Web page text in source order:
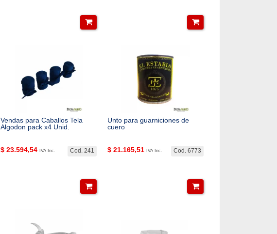
Vendas para Caballos Tela
Algodon pack x4 Unid.
Cod. 241
$ 23.594,54 IVA Inc.
Unto para guarniciones de
cuero
Cod. 6773
$ 21.165,51 IVA Inc.